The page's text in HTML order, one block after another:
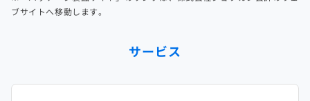
ブサイトへ移動します。
サービス